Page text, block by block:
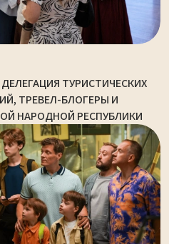
ТУРИСТИЧЕСКИХ
ТРЕВЕЛ-БЛОГЕРЫ И
НАРОДНОЙ РЕСПУБЛИКИ